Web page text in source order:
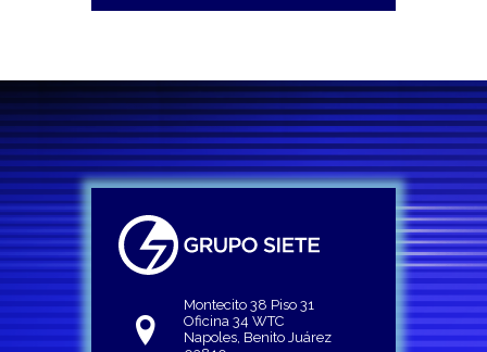
Montecito 38 Piso 31
Oficina 34 WTC
Napoles, Benito Juárez